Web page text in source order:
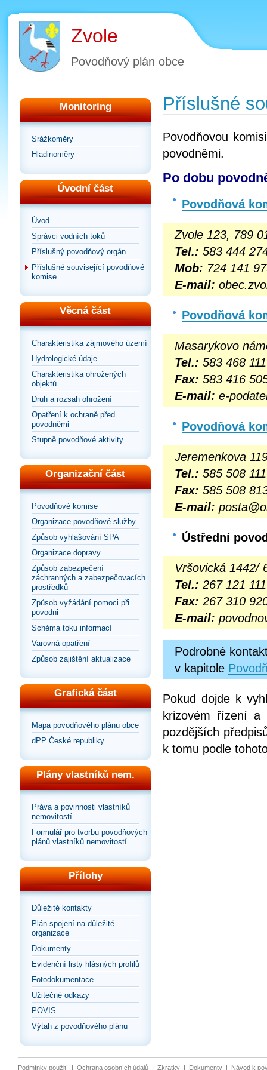
Zvole
Povodňový plán obce
Monitoring
Srážkoměry
Hladinoměry
Úvodní část
Úvod
Správci vodních toků
Příslušný povodňový orgán
Příslušné související povodňové
komise
Věcná část
Charakteristika zájmového území
Hydrologické údaje
Charakteristika ohrožených
objektů
Druh a rozsah ohrožení
Opatření k ochraně před
povodněmi
Stupně povodňové aktivity
Organizační část
Povodňové komise
Organizace povodňové služby
Způsob vyhlašování SPA
Organizace dopravy
Způsob zabezpečení
záchranných a zabezpečovacích
prostředků
Způsob vyžádání pomoci při
povodni
Schéma toku informací
Varovná opatření
Způsob zajištění aktualizace
Grafická část
Mapa povodňového plánu obce
dPP České republiky
Plány vlastníků nem.
Práva a povinnosti vlastníků
nemovitostí
Formulář pro tvorbu povodňových
plánů vlastníků nemovitostí
Přílohy
Důležité kontakty
Plán spojení na důležité
organizace
Dokumenty
Evidenční listy hlásných profilů
Fotodokumentace
Užitečné odkazy
POVIS
Výtah z povodňového plánu
Příslušné
Povodňovou
povodněmi.
Po dobu
Povodňová
Zvole 123, 789
Tel.: 583 444
Mob: 724 141
E-mail:
Povodňová
Masarykovo
Tel.: 583 468 111
Fax: 583 416
E-mail: e-
Povodňová
Jeremenkova
Tel.: 585 508 111
Fax: 585 508
E-mail:
Ústřední
Vršovická 1442/
Tel.: 267 121 111
Fax: 267 310
E-mail:
Podrobné
v kapitole
Pokud dojde k
krizovém řízení a
pozdějších
k tomu podle
Podmínky použití | Ochrana osobních údajů | Zkratky | Dokumenty | Návod k